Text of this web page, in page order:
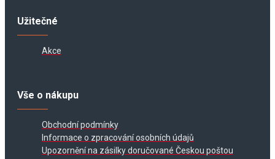
Užitečné
Akce
Vše o nákupu
Obchodní podmínky
Informace o zpracování osobních údajů
Upozornění na zásilky doručované Českou poštou